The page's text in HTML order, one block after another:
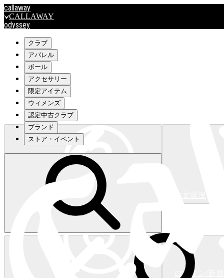
callaway
CALLAWAY
odyssey
travismathew
outlet
OUTLET
キャロウェイアパレルはこちら>>>
キャロウェイアパレルはこちら>>>
ログイン/新
クラブ
アパレル
ボール
アクセサリー
限定アイテム
ウィメンズ
認定中古クラブ
ブランド
ストア・イベント